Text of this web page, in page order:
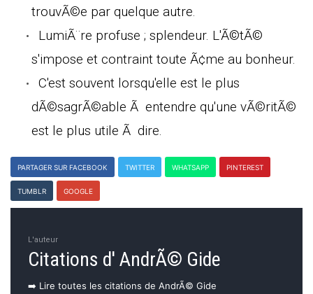
trouvÃ©e par quelque autre.
LumiÃ¨re profuse ; splendeur. L'Ã©tÃ©
s'impose et contraint toute Ã¢me au bonheur.
C'est souvent lorsqu'elle est le plus
dÃ©sagrÃ©able Ã entendre qu'une vÃ©ritÃ©
est le plus utile Ã dire.
PARTAGER SUR FACEBOOK TWITTER WHATSAPP PINTEREST
TUMBLR GOOGLE
L'auteur
Citations d' AndrÃ© Gide
➡️ Lire toutes les citations de AndrÃ© Gide